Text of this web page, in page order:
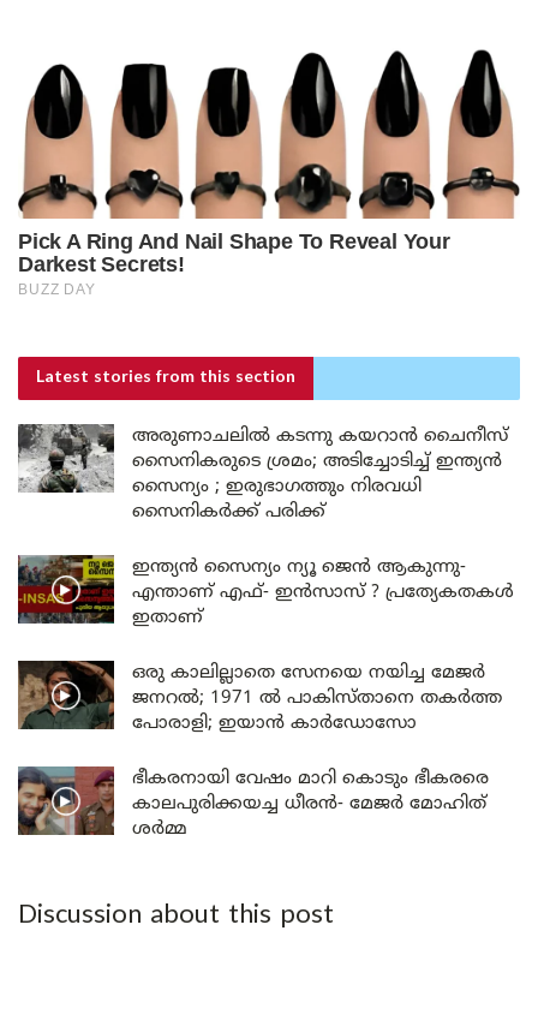
Latest stories from this section
അരുണാചലിൽ കടന്നു കയറാൻ ചൈനീസ്
സൈനികരുടെ ശ്രമം; അടിച്ചോടിച്ച് ഇന്ത്യൻ
സൈന്യം ; ഇരുഭാഗത്തും നിരവധി
സൈനികർക്ക് പരിക്ക്
ഇന്ത്യൻ സൈന്യം ന്യൂ ജെൻ ആകുന്നു-
എന്താണ് എഫ്- ഇൻസാസ് ? പ്രത്യേകതകൾ
ഇതാണ്
ഒരു കാലില്ലാതെ സേനയെ നയിച്ച മേജർ
ജനറൽ; 1971 ൽ പാകിസ്താനെ തകർത്ത
പോരാളി; ഇയാൻ കാർഡോസോ
ഭീകരനായി വേഷം മാറി കൊടും ഭീകരരെ
കാലപുരിക്കയച്ച ധീരൻ- മേജർ മോഹിത്
ശർമ്മ
Discussion about this post